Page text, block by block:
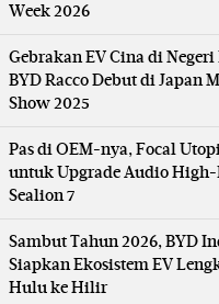
Week 2026
Gebrakan EV Cina di Negeri
BYD Racco Debut di Japan
Show 2025
Pas di OEM-nya, Focal
untuk Upgrade Audio High-
Sealion 7
Sambut Tahun 2026, BYD
Siapkan Ekosistem EV
Hulu ke Hilir